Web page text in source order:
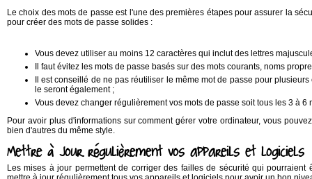
Le choix des mots de passe est l'une des premières étapes pour assurer la
pour créer des mots de passe solides :
Vous devez utiliser au moins 12 caractères qui inclut des lettres
Il faut évitez les mots de passe basés sur des mots courants, noms
Il est conseillé de ne pas réutiliser le même mot de passe pour
le seront également ;
Vous devez changer régulièrement vos mots de passe soit tous les 3 à 6
Pour avoir plus d'informations sur comment gérer votre ordinateur, vous
bien d'autres du même style.
Mettre à jour régulièrement vos appareils et logiciels
Les mises à jour permettent de corriger des failles de sécurité qui